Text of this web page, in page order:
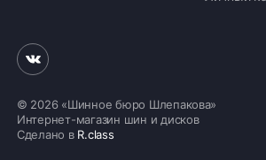
© 2026 «Шинное бюро Шлепакова»
Интернет-магазин шин и дисков
Сделано в R.class